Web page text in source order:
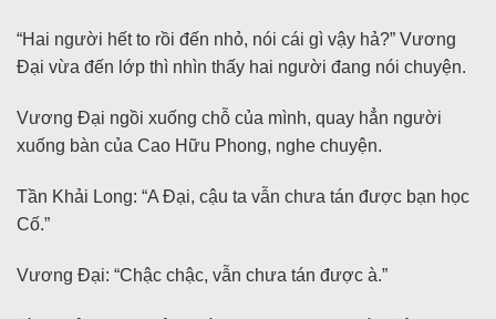
“Hai người hết to rồi đến nhỏ, nói cái gì vậy hả?” Vương
Đại vừa đến lớp thì nhìn thấy hai người đang nói chuyện.
Vương Đại ngồi xuống chỗ của mình, quay hẳn người
xuống bàn của Cao Hữu Phong, nghe chuyện.
Tần Khải Long: “A Đại, cậu ta vẫn chưa tán được bạn học
Cố.”
Vương Đại: “Chậc chậc, vẫn chưa tán được à.”